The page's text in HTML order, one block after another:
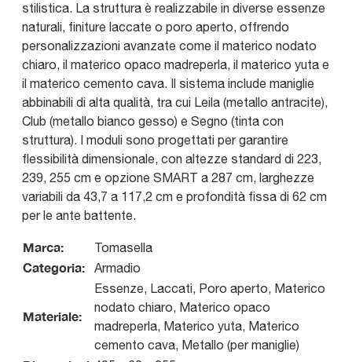
stilistica. La struttura è realizzabile in diverse essenze
naturali, finiture laccate o poro aperto, offrendo
personalizzazioni avanzate come il materico nodato
chiaro, il materico opaco madreperla, il materico yuta e
il materico cemento cava. Il sistema include maniglie
abbinabili di alta qualità, tra cui Leila (metallo antracite),
Club (metallo bianco gesso) e Segno (tinta con
struttura). I moduli sono progettati per garantire
flessibilità dimensionale, con altezze standard di 223,
239, 255 cm e opzione SMART a 287 cm, larghezze
variabili da 43,7 a 117,2 cm e profondità fissa di 62 cm
per le ante battente.
Marca: Tomasella
Categoria: Armadio
Materiale:
Essenze, Laccati, Poro aperto, Materico
nodato chiaro, Materico opaco
madreperla, Materico yuta, Materico
cemento cava, Metallo (per maniglie)